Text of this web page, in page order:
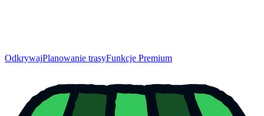
OdkrywajPlanowanie trasyFunkcje Premium